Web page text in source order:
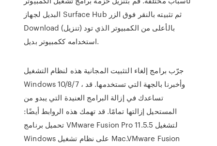
البديل لجهاز Surface Hub ثم تثبيته بالنقر فوق الزر
Download (تنزيل) بالأعلى من الكمبيوتر الذي تود
استخدامه ككمبيوتر بديل.
جرّب برامج إلغاء التثبيت المجانية هذه لنظام التشغيل
Windows 10/8/7 ، وأخبرنا بالجهة التي تستخدمها. قد
تساعدك في إزالة البرامج العنيدة التي يبدو من
المستحيل إزالتها تمامًا. قد تهمك هذه الروابط أيضًا:
تحميل برنامج VMware Fusion Pro 11.5.5 لتشغيل
Windows على نظام تشغيل Mac.VMware Fusion